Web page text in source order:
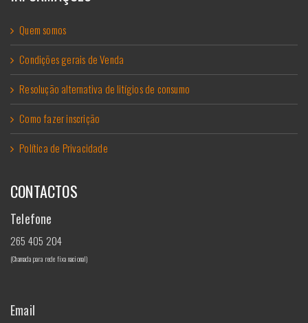
Quem somos
Condições gerais de Venda
Resolução alternativa de litígios de consumo
Como fazer inscrição
Política de Privacidade
CONTACTOS
Telefone
265 405 204
(Chamada para rede fixa nacional)
Email